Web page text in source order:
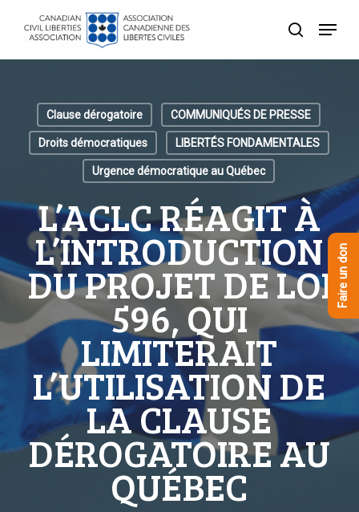
recherche
Menu
Clause dérogatoire COMMUNIQUÉS DE PRESSE
Droits démocratiques LIBERTÉS FONDAMENTALES
Urgence démocratique au Québec
L’ACLC RÉAGIT À
L’INTRODUCTION
DU PROJET DE LOI
596, QUI
LIMITERAIT
L’UTILISATION DE
LA CLAUSE
DÉROGATOIRE AU
QUÉBEC
Faire un don